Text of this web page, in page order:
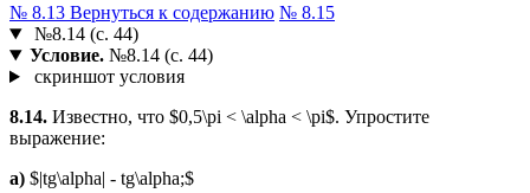
№ 8.13 Вернуться к содержанию № 8.15
№8.14 (с. 44)
Условие.№8.14 (с. 44)
скриншот условия
8.14. Известно, что $0,5\pi < \alpha < \pi$. Упростите
выражение:
а) $|tg\alpha| - tg\alpha;$